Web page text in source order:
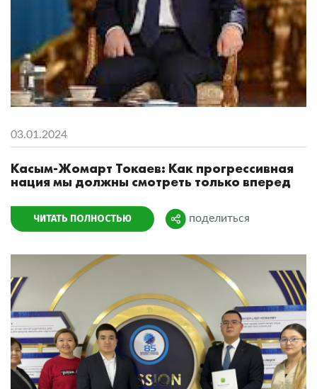
03.01.2024
Касым-Жомарт Токаев: Как прогрессивная
нация мы должны смотреть только вперед
ЧИТАТЬ ПОЛНОСТЬЮ Поделиться
поделиться